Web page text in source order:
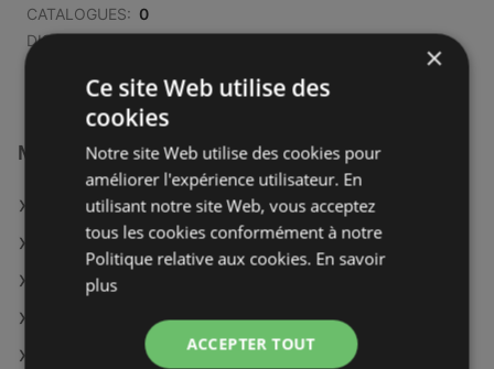
CATALOGUES: 0
DISTANCE: 724,15 km
Magasins E.Leclerc à :
E.Leclerc à Vienne
E.Leclerc à Reims
E.Leclerc à Arras
E.Leclerc à Mayenne
E.Leclerc à Nice
×
Ce site Web utilise des
cookies
Notre site Web utilise des cookies pour
améliorer l'expérience utilisateur. En
utilisant notre site Web, vous acceptez
tous les cookies conformément à notre
Politique relative aux cookies. En savoir
plus
ACCEPTER TOUT